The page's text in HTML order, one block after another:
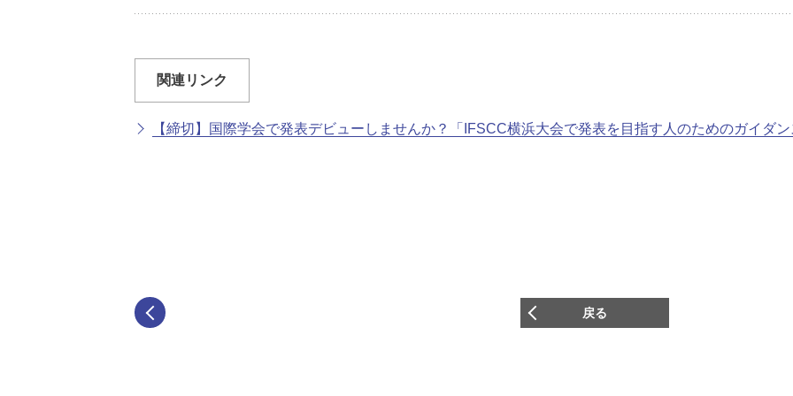
関連リンク
【締切】国際学会で発表デビューしませんか？「IFSCC横浜大会で発表を目指す人のためのガイダ
戻る